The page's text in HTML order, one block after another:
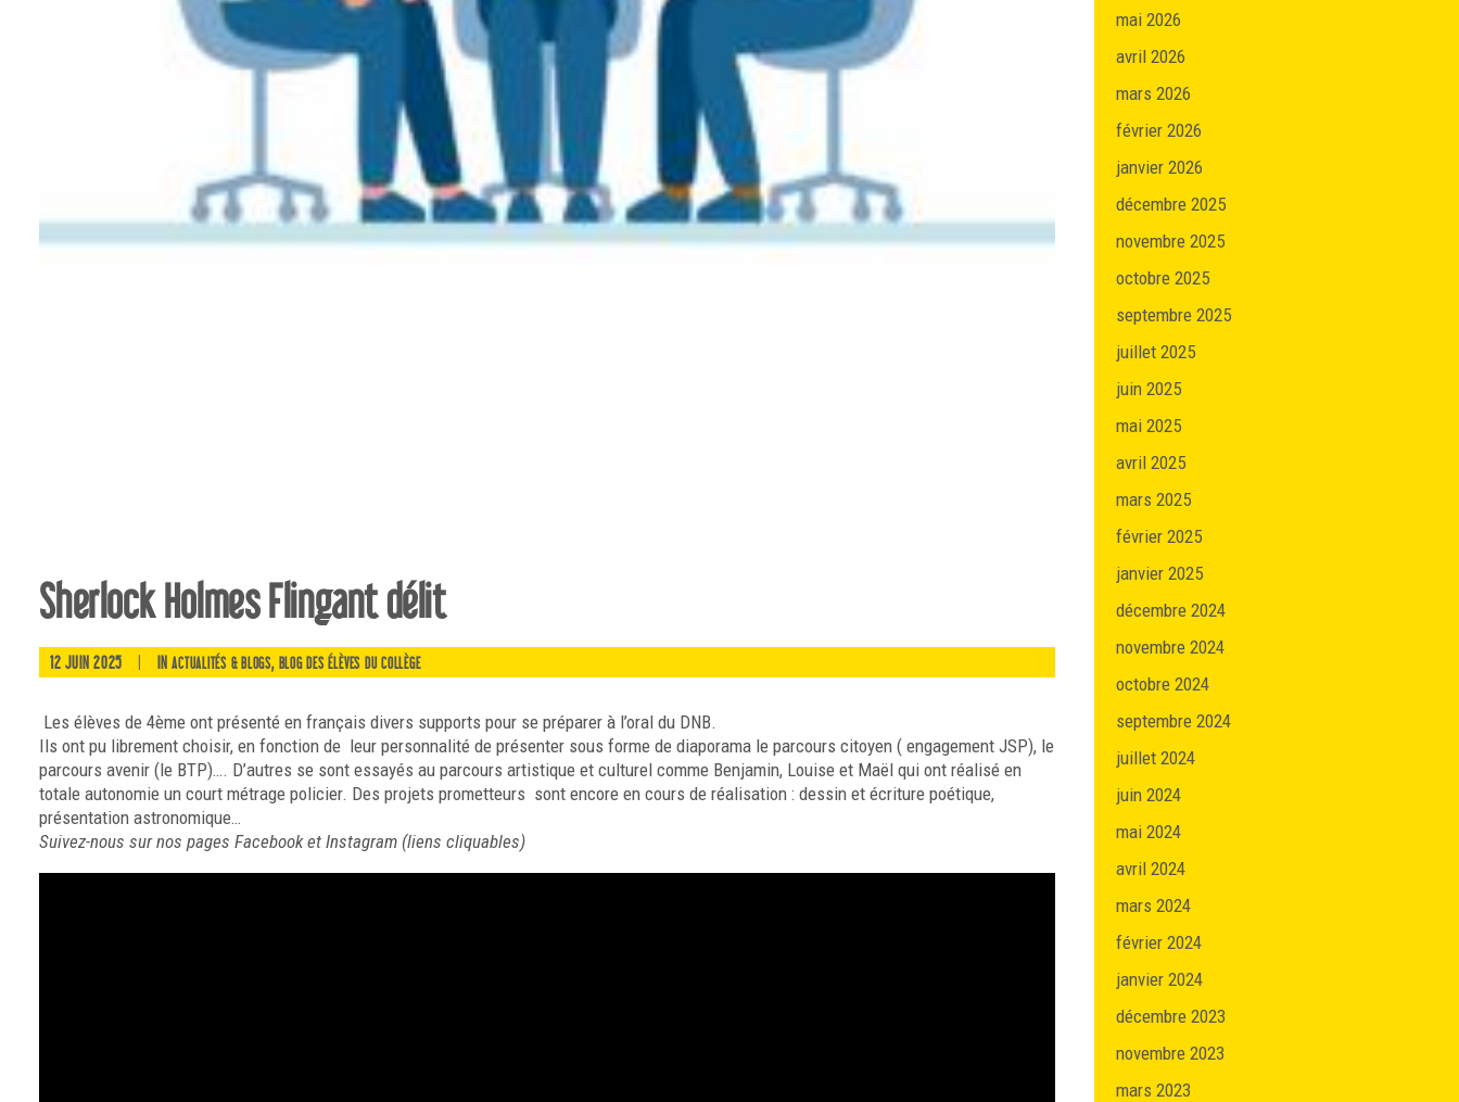
Sherlock Holmes Flingant délit
12 JUIN 2025 INACTUALITÉS & BLOGS, BLOG DES ÉLÈVES DU COLLÈGE
Les élèves de 4ème ont présenté en français divers supports pour se préparer à l’oral du DNB.
Ils ont pu librement choisir, en fonction de leur personnalité de présenter sous forme de diaporama le parcours citoyen ( engagement JSP), le
parcours avenir (le BTP)…. D’autres se sont essayés au parcours artistique et culturel comme Benjamin, Louise et Maël qui ont réalisé en
totale autonomie un court métrage policier. Des projets prometteurs sont encore en cours de réalisation : dessin et écriture poétique,
présentation astronomique…
Suivez-nous sur nos pages Facebooket Instagram (liens cliquables)
mai 2026
avril 2026
mars 2026
février 2026
janvier 2026
décembre 2025
novembre 2025
octobre 2025
septembre 2025
juillet 2025
juin 2025
mai 2025
avril 2025
mars 2025
février 2025
janvier 2025
décembre 2024
novembre 2024
octobre 2024
septembre 2024
juillet 2024
juin 2024
mai 2024
avril 2024
mars 2024
février 2024
janvier 2024
décembre 2023
novembre 2023
mars 2023